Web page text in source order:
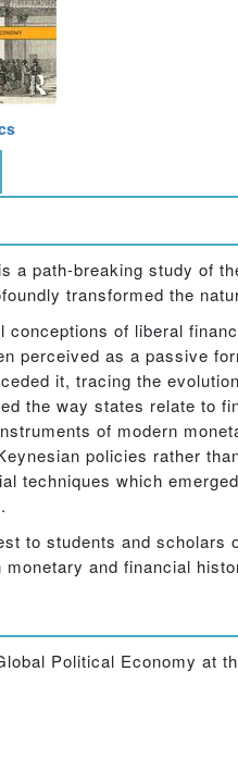
a path-breaking study of
transformed the
conceptions of liberal
perceived as a passive
it, tracing the
the way states relate to
of modern
policies rather
techniques which
to students and
and financial
Political Economy at